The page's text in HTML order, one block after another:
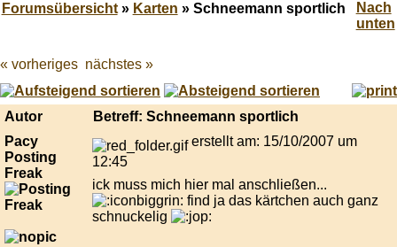
Forumsübersicht» Karten » Schneemann sportlich
Best
online
live
casino
« vorheriges nächstes »
Autor
Betreff: Schneemann sportlich
Pacy
Posting
Freak
erstellt am: 15/10/2007 um
12:45
ick muss mich hier mal anschließen...
find ja das kärtchen auch ganz
schnuckelig